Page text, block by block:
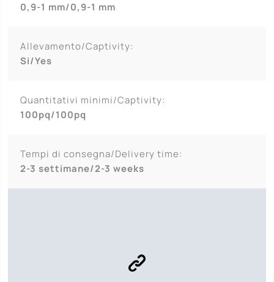
0,9-1 mm/0,9-1 mm
Allevamento/Captivity:
Si/Yes
Quantitativi minimi/Captivity:
100pq/100pq
Tempi di consegna/Delivery time:
2-3 settimane/2-3 weeks